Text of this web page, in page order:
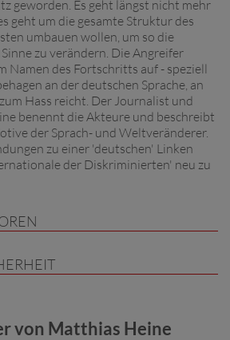
geworden. Es geht längst nicht mehr
geht um die gesamte Struktur des
umbauen wollen, um so die
zu verändern. Die Angreifer
Namen des Fortschritts auf - speziell
an der deutschen Sprache, an
Hass reicht. Der Journalist und
benennt die Akteure und beschreibt
der Sprach- und Weltveränderer.
zu einer 'deutschen' Linken
der Diskriminierten' neu zu
von Matthias Heine